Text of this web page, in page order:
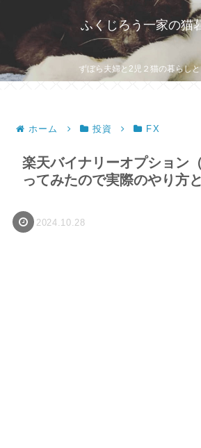
ふくじろう一家の猫
ずぼら夫婦と2児２猫の暮らし
ホーム 投資 FX
楽天バイナリーオプション
ってみたので実際のやり方
2024.10.28